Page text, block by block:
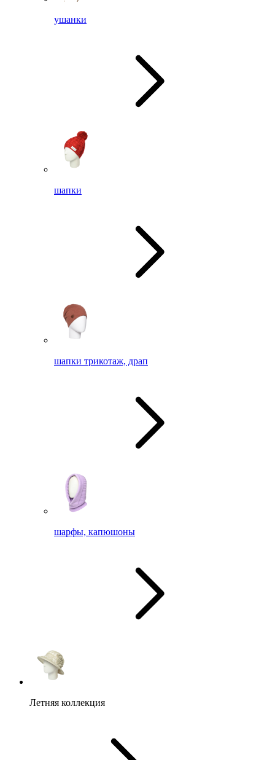
ушанки
шапки
шапки трикотаж, драп
шарфы, капюшоны
Летняя коллекция